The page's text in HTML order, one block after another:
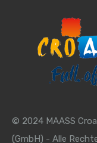
© 2024 MAASS
(GmbH) - Alle